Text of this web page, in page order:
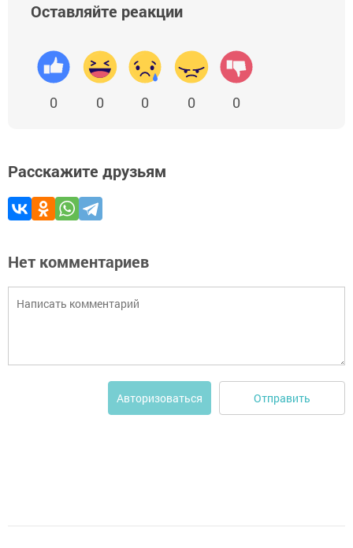
Оставляйте реакции
0 0 0 0 0
Расскажите друзьям
Нет комментариев
Авторизоваться Отправить